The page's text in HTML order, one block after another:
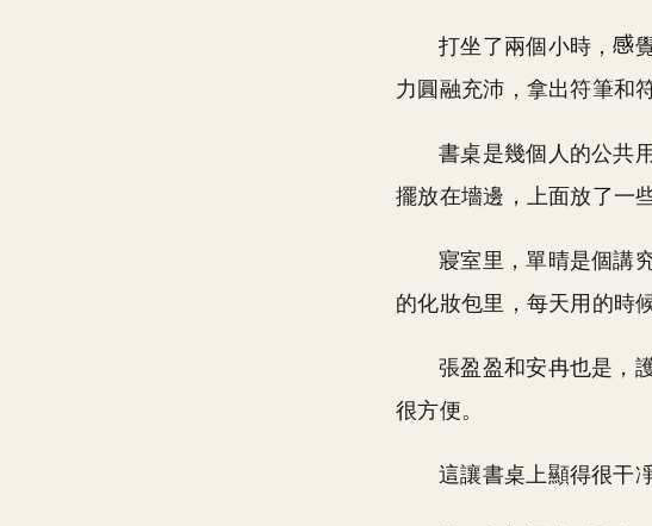
打坐了兩個小時，
力圓融充沛，拿出符筆和
書桌是幾個人的公共
擺放在墻邊，上面放了一
寢室里，單晴是個講
的化妝包里，每天用的時
張盈盈和安冉也是，
很方便。
這讓書桌上顯得很干